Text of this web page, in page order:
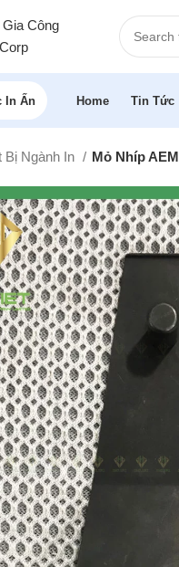
In Ấn Home Tin Tức
Bị Ngành In Mỏ Nhíp AEM